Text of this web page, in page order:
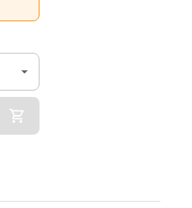
(Optioneel)